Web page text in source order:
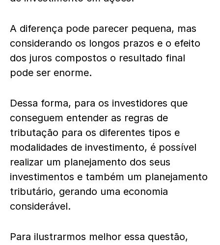
A diferença pode parecer pequena, mas
considerando os longos prazos e o efeito
dos juros compostos o resultado final
pode ser enorme.
Dessa forma, para os investidores que
conseguem entender as regras de
tributação para os diferentes tipos e
modalidades de investimento, é possível
realizar um planejamento dos seus
investimentos e também um planejamento
tributário, gerando uma economia
considerável.
Para ilustrarmos melhor essa questão,